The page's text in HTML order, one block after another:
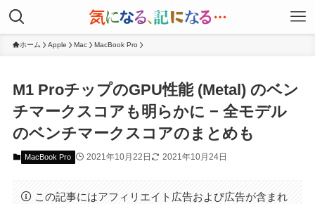
ホーム Apple Mac MacBook Pro
M1 ProチップのGPU性能 (Metal) のベン
チマークスコアも明らかに − 全モデル
のベンチマークスコアのまとめも
MacBook Pro 2021年10月22日 2021年10月24日
この記事にはアフィリエイト広告および広告が含まれ